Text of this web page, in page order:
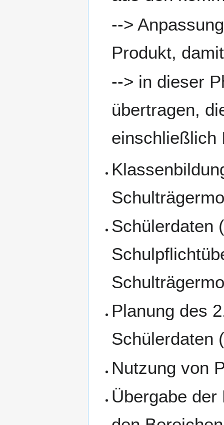
-->
Produkt,
--> in dieser
übertragen,
einschließlich
Schülerdaten
Planung des
Schülerdaten
Nutzung von
Übergabe